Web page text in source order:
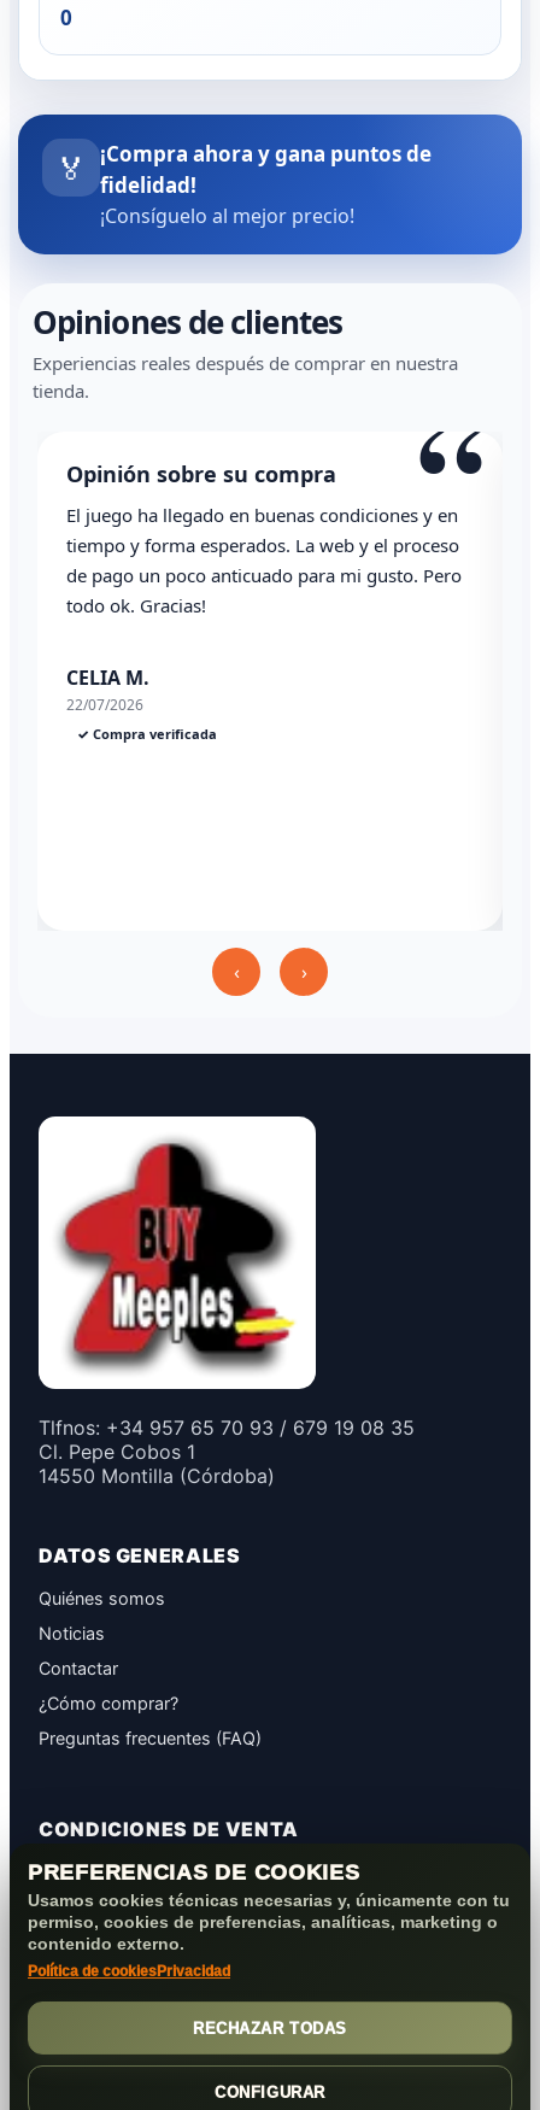
PREFERENCIAS DE COOKIES
Usamos cookies técnicas necesarias y, únicamente con tu
permiso, cookies de preferencias, analíticas, marketing o
contenido externo.
Política de cookies Privacidad
RECHAZAR TODAS
CONFIGURAR
0
🏅
¡Compra ahora y gana puntos de
fidelidad!
¡Consíguelo al mejor precio!
Opiniones de clientes
Experiencias reales después de comprar en nuestra
tienda.
‹
“
Opinión sobre su compra
El juego ha llegado en buenas condiciones y en
tiempo y forma esperados. La web y el proceso
de pago un poco anticuado para mi gusto. Pero
todo ok. Gracias!
CELIA M.
22/07/2026
✓ Compra verificada
›
Tlfnos: +34 957 65 70 93 / 679 19 08 35
Cl. Pepe Cobos 1
14550 Montilla (Córdoba)
DATOS GENERALES
Quiénes somos
Noticias
Contactar
¿Cómo comprar?
Preguntas frecuentes (FAQ)
CONDICIONES DE VENTA
GARANTÍAS
PROTECCIÓN DE DATOS
COOKIES+PRIVACIDAD
FORMAS DE PAGO